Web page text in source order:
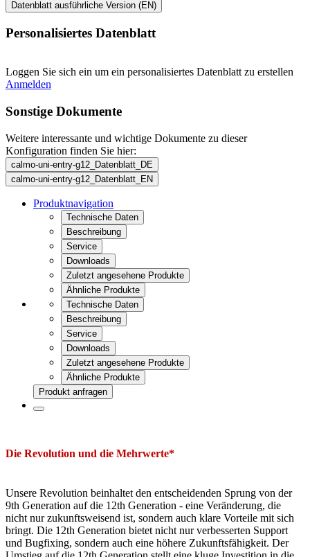
Datenblatt ausführliche Version (EN)
Personalisiertes Datenblatt
Loggen Sie sich ein um ein personalisiertes Datenblatt zu erstellen
Anmelden
Sonstige Dokumente
Weitere interessante und wichtige Dokumente zu dieser
Konfiguration finden Sie hier:
calmo-uni-entry-g12_Datenblatt_DE
calmo-uni-entry-g12_Datenblatt_EN
Produktnavigation
Technische Daten
Beschreibung
Service
Downloads
Zuletzt angesehene Produkte
Ähnliche Produkte
Technische Daten
Beschreibung
Service
Downloads
Zuletzt angesehene Produkte
Ähnliche Produkte
Produkt anfragen
Die Revolution und die Mehrwerte*
Unsere Revolution beinhaltet den entscheidenden Sprung von der
9th Generation auf die 12th Generation - eine Veränderung, die
nicht nur zukunftsweisend ist, sondern auch klare Vorteile mit sich
bringt. Die 12th Generation bietet nicht nur verbesserten Support
und Bugfixing, sondern auch eine höhere Zukunftsfähigkeit. Der